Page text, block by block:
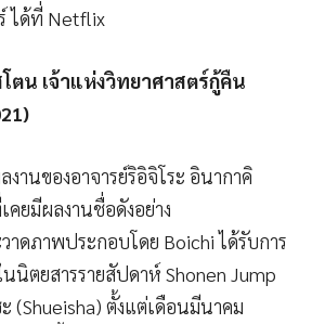
ได้ที่ Netflix
ตน เจ้าแห่งวิทยาศาสตร์กู้คืน
งานของอาจารย์ริอิจิโระ อินากาคิ
คยมีผลงานชื่อดังอย่าง
าดภาพประกอบโดย Boichi ได้รับการ
นิตยสารรายสัปดาห์ Shonen Jump
(Shueisha) ตั้งแต่เดือนมีนาคม